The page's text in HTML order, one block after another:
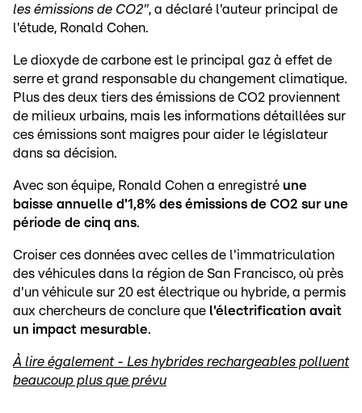
les émissions de CO2", a déclaré l'auteur principal de
l'étude, Ronald Cohen.
Le dioxyde de carbone est le principal gaz à effet de
serre et grand responsable du changement climatique.
Plus des deux tiers des émissions de CO2 proviennent
de milieux urbains, mais les informations détaillées sur
ces émissions sont maigres pour aider le législateur
dans sa décision.
Avec son équipe, Ronald Cohen a enregistré une
baisse annuelle d'1,8% des émissions de CO2 sur une
période de cinq ans.
Croiser ces données avec celles de l'immatriculation
des véhicules dans la région de San Francisco, où près
d'un véhicule sur 20 est électrique ou hybride, a permis
aux chercheurs de conclure que l'électrification avait
un impact mesurable.
À lire également - Les hybrides rechargeables polluent
beaucoup plus que prévu